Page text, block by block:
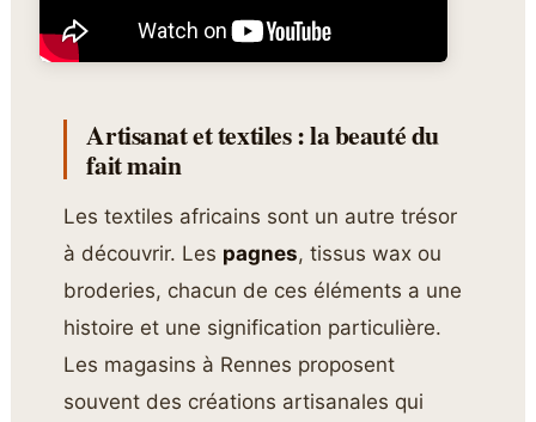
Artisanat et textiles : la beauté du
fait main
Les textiles africains sont un autre trésor
à découvrir. Les pagnes, tissus wax ou
broderies, chacun de ces éléments a une
histoire et une signification particulière.
Les magasins à Rennes proposent
souvent des créations artisanales qui